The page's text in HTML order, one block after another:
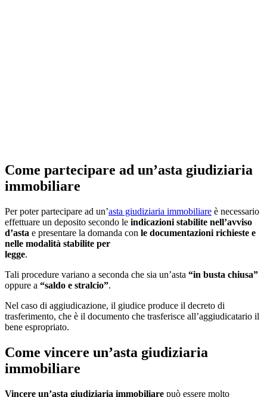
Come partecipare ad un’asta giudiziaria
immobiliare
Per poter partecipare ad un’asta giudiziaria immobiliare è necessario
effettuare un deposito secondo le indicazioni stabilite nell’avviso
d’asta e presentare la domanda con le documentazioni richieste e
nelle modalità stabilite per
legge.
Tali procedure variano a seconda che sia un’asta “in busta chiusa”
oppure a “saldo e stralcio”.
Nel caso di aggiudicazione, il giudice produce il decreto di
trasferimento, che è il documento che trasferisce all’aggiudicatario il
bene espropriato.
Come vincere un’asta giudiziaria
immobiliare
Vincere un’asta giudiziaria immobiliare può essere molto